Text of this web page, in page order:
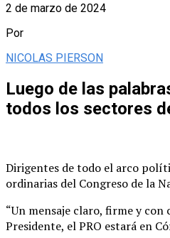
2 de marzo de 2024
Por
NICOLAS PIERSON
Luego de las
todos los sectores
Dirigentes de todo el arco
ordinarias del Congreso de la
“Un mensaje claro, firme y
Presidente, el PRO estará en